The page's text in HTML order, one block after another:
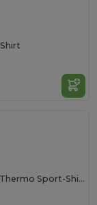
PRIME Hochfunktionelles Thermo Sport-Shirt mit Kompressionseigenschaften